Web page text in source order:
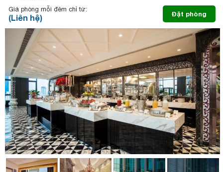
Giá phòng mỗi đêm chỉ từ:
(Liên hệ) Đặt phòng